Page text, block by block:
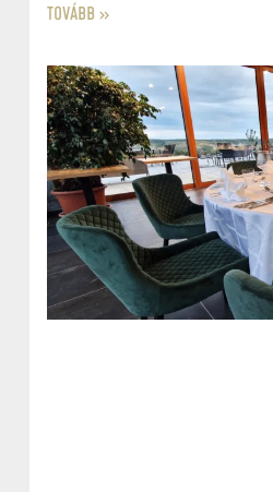
TOVÁBB »